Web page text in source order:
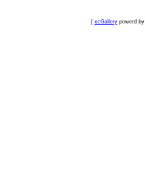
[ xcGallerypowerd by